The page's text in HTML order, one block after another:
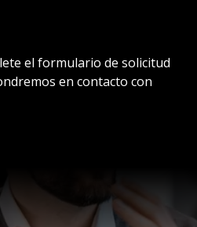
el formulario de solicitud
en contacto con